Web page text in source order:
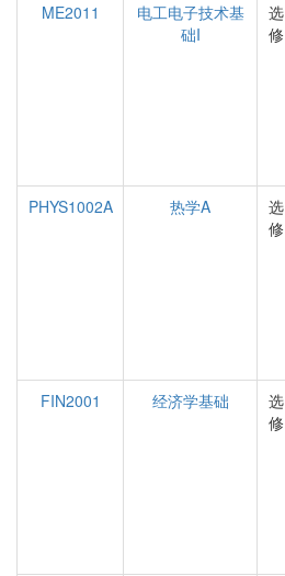
ME2011
电工电子技术基
础I
选
修
PHYS1002A
热学A
选
修
FIN2001
经济学基础
选
修